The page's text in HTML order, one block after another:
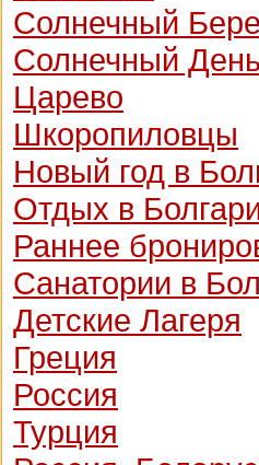
Солнечный
Солнечный День
Царево
Шкоропиловцы
Новый год в
Отдых в
Раннее
Санатории в
Детские Лагеря
Греция
Россия
Турция